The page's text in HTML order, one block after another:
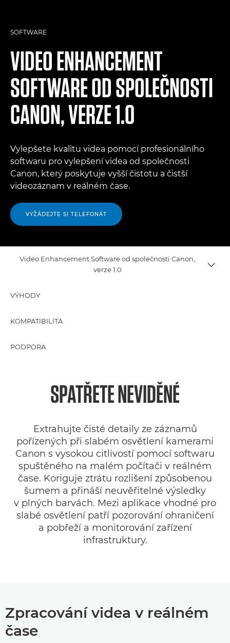
SOFTWARE
VIDEO ENHANCEMENT
SOFTWARE OD SPOLEČNOSTI
CANON, VERZE 1.0
Vylepšete kvalitu videa pomocí profesionálního
softwaru pro vylepšení videa od společnosti
Canon, který poskytuje vyšší čistotu a čistší
videozáznam v reálném čase.
VYŽÁDEJTE SI TELEFONÁT
Video Enhancement Software od společnosti Canon,
verze 1.0
VÝHODY
KOMPATIBILITA
PODPORA
SPATŘETENEVIDĚNÉ
Extrahujte čisté detaily ze záznamů
pořízených při slabém osvětlení kamerami
Canon s vysokou citlivostí pomocí softwaru
spuštěného na malém počítači v reálném
čase. Koriguje ztrátu rozlišení způsobenou
šumem a přináší neuvěřitelné výsledky
v plných barvách. Mezi aplikace vhodné pro
slabé osvětlení patří pozorování ohraničení
a pobřeží a monitorování zařízení
infrastruktury.
Zpracování videa v reálném
čase